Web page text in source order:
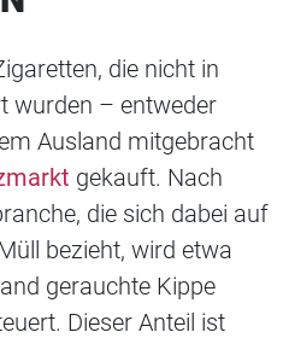
die nicht in
wurden – entweder
Ausland mitgebracht
gekauft. Nach
die sich dabei auf
bezieht, wird etwa
gerauchte Kippe
Dieser Anteil ist